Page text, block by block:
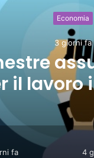
4 giorni fa